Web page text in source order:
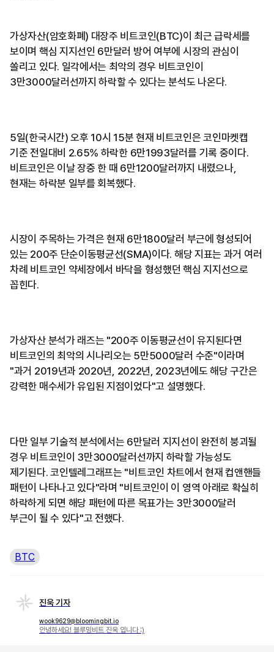
가상자산(암호화폐) 대장주 비트코인(BTC)이 최근 급락세를
보이며 핵심 지지선인 6만달러 방어 여부에 시장의 관심이
쏠리고 있다. 일각에서는 최악의 경우 비트코인이
3만3000달러선까지 하락할 수 있다는 분석도 나온다.
5일(한국시간) 오후 10시 15분 현재 비트코인은 코인마켓캡
기준 전일대비 2.65% 하락한 6만1993달러를 기록 중이다.
비트코인은 이날 장중 한 때 6만1200달러까지 내렸으나,
현재는 하락분 일부를 회복했다.
시장이 주목하는 가격은 현재 6만1800달러 부근에 형성되어
있는 200주 단순이동평균선(SMA)이다. 해당 지표는 과거 여러
차례 비트코인 약세장에서 바닥을 형성했던 핵심 지지선으로
꼽힌다.
가상자산 분석가 래즈는 "200주 이동평균선이 유지된다면
비트코인의 최악의 시나리오는 5만5000달러 수준"이라며
"과거 2019년과 2020년, 2022년, 2023년에도 해당 구간은
강력한 매수세가 유입된 지점이었다"고 설명했다.
다만 일부 기술적 분석에서는 6만달러 지지선이 완전히 붕괴될
경우 비트코인이 3만3000달러선까지 하락할 가능성도
제기된다. 코인텔레그래프는 "비트코인 차트에서 현재 컵앤핸들
패턴이 나타나고 있다"라며 "비트코인이 이 영역 아래로 확실히
하락하게 되면 해당 패턴에 따른 목표가는 3만3000달러
부근이 될 수 있다"고 전했다.
BTC
진욱 기자
wook9629@bloomingbit.io
안녕하세요! 블루밍비트 진욱 입니다 :)